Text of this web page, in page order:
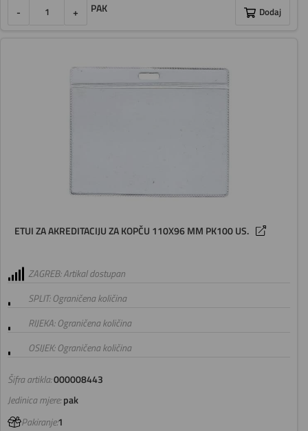
- + PAK Dodaj
ETUI ZA AKREDITACIJU ZA KOPČU 110X96 MM PK100 US.
Šifra artikla:000008443
ZAGREB: Artikal dostupan
SPLIT: Ograničena količina
RIJEKA: Ograničena količina
OSIJEK: Ograničena količina
Jedinica mjere:pak
Pakiranje:1